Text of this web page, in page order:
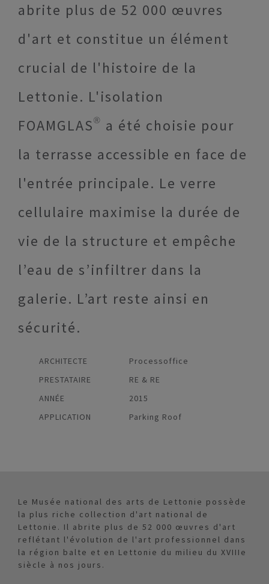
abrite plus de 52 000 œuvres
d'art et constitue un élément
crucial de l'histoire de la
Lettonie. L'isolation
FOAMGLAS® a été choisie pour
la terrasse accessible en face de
l'entrée principale. Le verre
cellulaire maximise la durée de
vie de la structure et empêche
l’eau de s’infiltrer dans la
galerie. L’art reste ainsi en
sécurité.
ARCHITECTE
Processoffice
PRESTATAIRE
RE & RE
ANNÉE
2015
APPLICATION
Parking Roof
Le Musée national des arts de Lettonie possède
la plus riche collection d'art national de
Lettonie. Il abrite plus de 52 000 œuvres d'art
reflétant l'évolution de l'art professionnel dans
la région balte et en Lettonie du milieu du XVIIIe
siècle à nos jours.